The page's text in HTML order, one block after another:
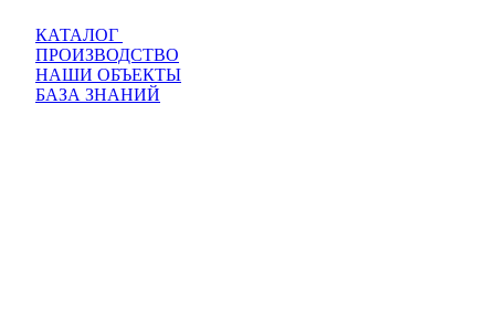
КАТАЛОГ
ПРОИЗВОДСТВО
НАШИ ОБЪЕКТЫ
БАЗА ЗНАНИЙ